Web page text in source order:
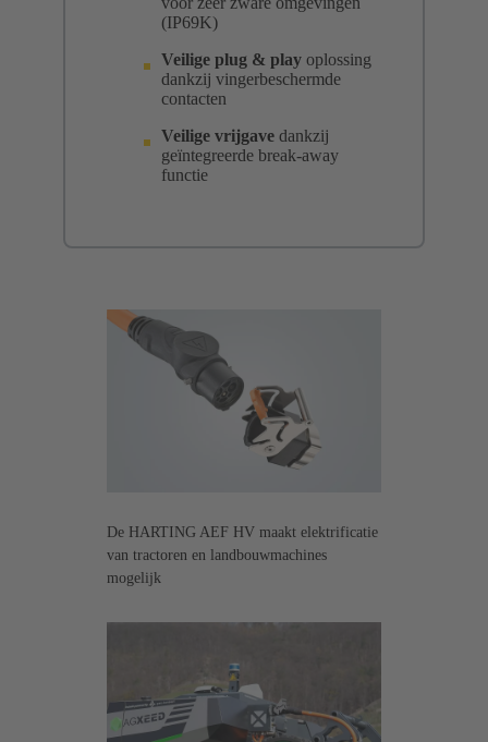
(IP69K)
Veilige plug & play oplossing
dankzij vingerbeschermde
contacten
Veilige vrijgave dankzij
geïntegreerde break-away
functie
De HARTING AEF HV maakt elektrificatie
van tractoren en landbouwmachines
mogelijk